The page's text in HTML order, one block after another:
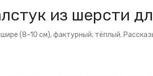
из шерсти
(8–10 см), фактурный, тёплый.